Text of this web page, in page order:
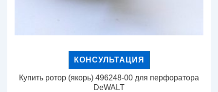
КОНСУЛЬТАЦИЯ
Купить ротор (якорь) 496248-00 для перфоратора
DeWALT